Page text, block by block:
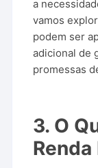
a
vamos
podem ser
adicional de
promessas
3. O